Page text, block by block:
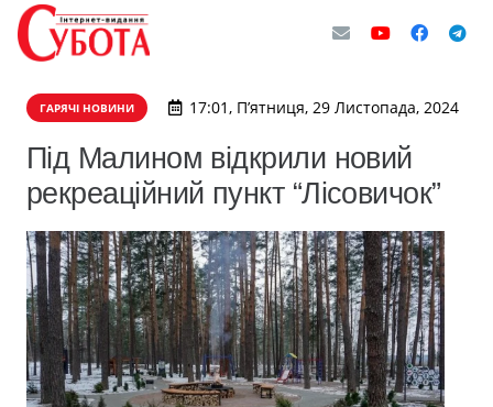
ГАРЯЧІ НОВИНИ 17:01, П’ятниця, 29 Листопада, 2024
Під Малином відкрили новий
рекреаційний пункт “Лісовичок”